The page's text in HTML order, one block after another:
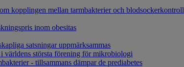
kopplingen mellan tarmbakterier och blodsockerkontroll
inom obesitas
satsningar uppmärksammas
världens största förening för mikrobiologi
- tillsammans dämpar de prediabetes